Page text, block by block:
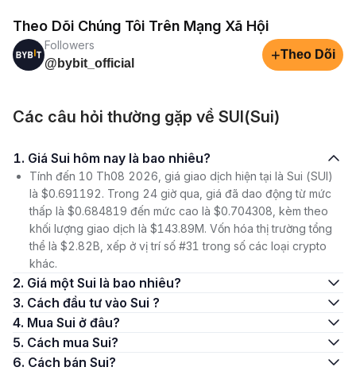
Theo Dõi Chúng Tôi Trên Mạng Xã Hội
Followers
@bybit_official
+Theo Dõi
Các câu hỏi thường gặp về SUI(Sui)
1. Giá Sui hôm nay là bao nhiêu?
Tính đến 10 Th08 2026, giá giao dịch hiện tại là Sui (SUI)
là $0.691192. Trong 24 giờ qua, giá đã dao động từ mức
thấp là $0.684819 đến mức cao là $0.704308, kèm theo
khối lượng giao dịch là $143.89M. Vốn hóa thị trường tổng
thể là $2.82B, xếp ở vị trí số #31 trong số các loại crypto
khác.
2. Giá một Sui là bao nhiêu?
3. Cách đầu tư vào Sui ?
4. Mua Sui ở đâu?
5. Cách mua Sui?
6. Cách bán Sui?